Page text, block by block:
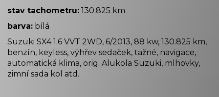
stav tachometru: 130.825 km
barva: bílá
Suzuki SX4 1.6 VVT 2WD, 6/2013, 88 kw, 130.825 km,
benzín, keyless, výhřev sedaček, tažné, navigace,
automatická klima, orig. Alukola Suzuki, mlhovky,
zimní sada kol atd.